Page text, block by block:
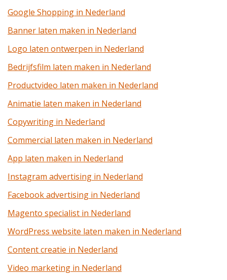
Google Shopping in Nederland
Banner laten maken in Nederland
Logo laten ontwerpen in Nederland
Bedrijfsfilm laten maken in Nederland
Productvideo laten maken in Nederland
Animatie laten maken in Nederland
Copywriting in Nederland
Commercial laten maken in Nederland
App laten maken in Nederland
Instagram advertising in Nederland
Facebook advertising in Nederland
Magento specialist in Nederland
WordPress website laten maken in Nederland
Content creatie in Nederland
Video marketing in Nederland